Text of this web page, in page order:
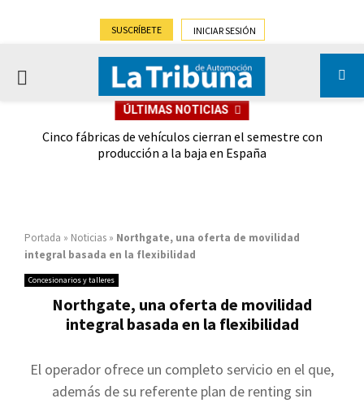
SUSCRÍBETE INICIAR SESIÓN
PRIMARY
ÚLTIMAS NOTICIAS
Cinco fábricas de vehículos cierran el semestre con
producción a la baja en España
Portada » Noticias » Northgate, una oferta de movilidad
integral basada en la flexibilidad
Concesionarios y talleres
Northgate, una oferta de movilidad
integral basada en la flexibilidad
El operador ofrece un completo servicio en el que,
además de su referente plan de renting sin